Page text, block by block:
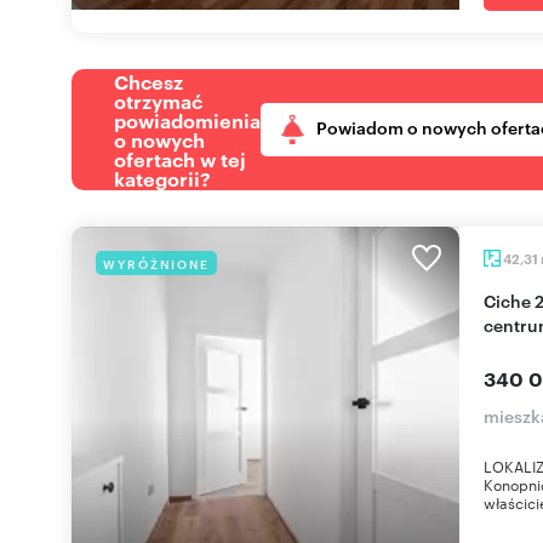
Chcesz
otrzymać
powiadomienia
o nowych
ofertach w tej
kategorii?
Powiadom o nowych
WYRÓŻNIONE 42,31
Ciche 2-pokoje z balkonem i dużą piwnicą w
340